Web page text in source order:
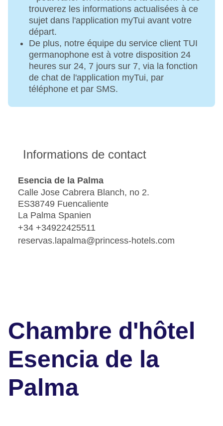
trouverez les informations actualisées à ce
sujet dans l'application myTui avant votre
départ.
De plus, notre équipe du service client TUI
germanophone est à votre disposition 24
heures sur 24, 7 jours sur 7, via la fonction
de chat de l'application myTui, par
téléphone et par SMS.
Informations de contact
Esencia de la Palma
Calle Jose Cabrera Blanch, no 2.
ES38749 Fuencaliente
La Palma Spanien
+34 +34922425511
reservas.lapalma@princess-hotels.com
Chambre d'hôtel
Esencia de la
Palma